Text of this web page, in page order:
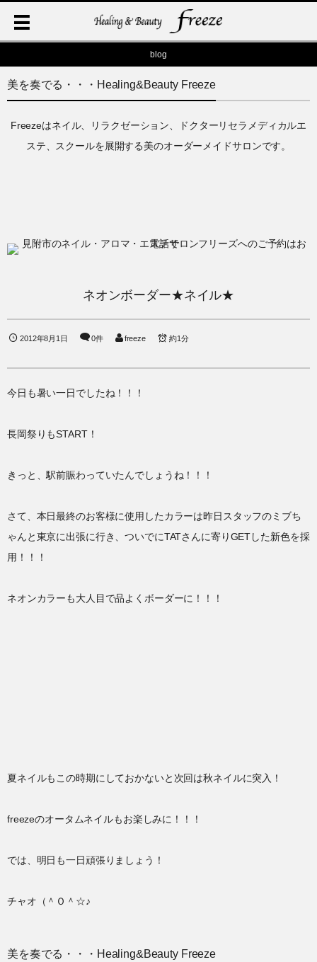
blog
美を奏でる・・・Healing&Beauty Freeze
Freezeはネイル、リラクゼーション、ドクターリセラメディカルエ
ステ、スクールを展開する美のオーダーメイドサロンです。
ネオンボーダー★ネイル★
2012年8月1日 0件 freeze 約1分
今日も暑い一日でしたね！！！
長岡祭りもSTART！
きっと、駅前賑わっていたんでしょうね！！！
さて、本日最終のお客様に使用したカラーは昨日スタッフのミブち
ゃんと東京に出張に行き、ついでにTATさんに寄りGETした新色を採
用！！！
ネオンカラーも大人目で品よくボーダーに！！！
夏ネイルもこの時期にしておかないと次回は秋ネイルに突入！
freezeのオータムネイルもお楽しみに！！！
では、明日も一日頑張りましょう！
チャオ（＾Ｏ＾☆♪
美を奏でる・・・Healing&Beauty Freeze